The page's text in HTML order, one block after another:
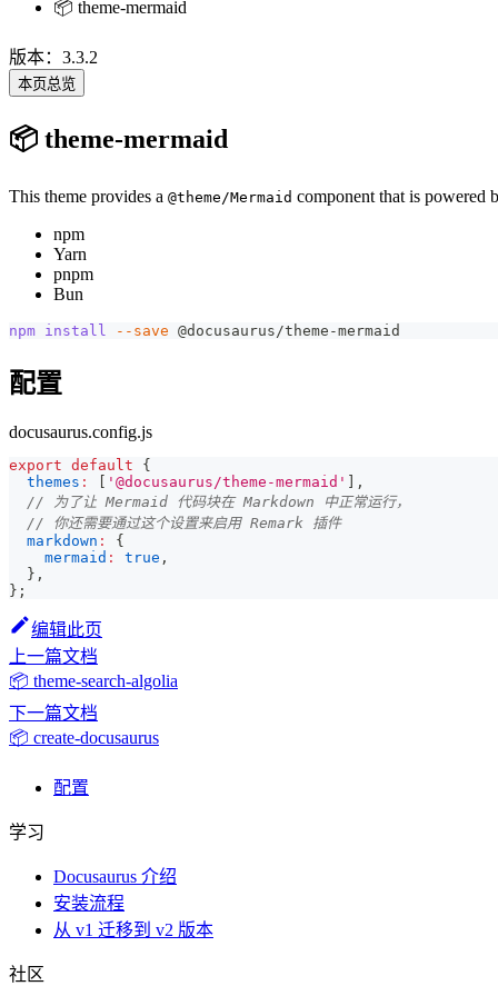
📦 theme-mermaid
版本：3.3.2
本页总览
📦 theme-mermaid
This theme provides a @theme/Mermaid component that is powered
npm
Yarn
pnpm
Bun
npm install --save @docusaurus/theme-mermaid
配置
docusaurus.config.js
export default
{
themes : '@docusaurus/theme-mermaid'
,
// 为了让 Mermaid 代码块在 Markdown 中正常运行，
// 你还需要通过这个设置来启用 Remark 插件
markdown :
{
mermaid : true ,
} ,
} ;
编辑此页
上一篇文档
📦 theme-search-algolia
下一篇文档
📦 create-docusaurus
配置
学习
Docusaurus 介绍
安装流程
从 v1 迁移到 v2 版本
社区